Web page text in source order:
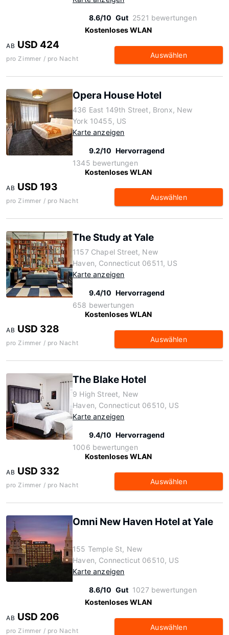
8.6/10 Gut 2521 bewertungen
Kostenloses WLAN
AB USD 424
pro Zimmer / pro Nacht Auswählen
Opera House Hotel
436 East 149th Street, Bronx, New
York 10455, US
Karte anzeigen
9.2/10 Hervorragend
1345 bewertungen
Kostenloses WLAN
AB USD 193
pro Zimmer / pro Nacht Auswählen
The Study at Yale
1157 Chapel Street, New
Haven, Connecticut 06511, US
Karte anzeigen
9.4/10 Hervorragend
658 bewertungen
Kostenloses WLAN
AB USD 328
pro Zimmer / pro Nacht Auswählen
The Blake Hotel
9 High Street, New
Haven, Connecticut 06510, US
Karte anzeigen
9.4/10 Hervorragend
1006 bewertungen
Kostenloses WLAN
AB USD 332
pro Zimmer / pro Nacht Auswählen
Omni New Haven Hotel at Yale
155 Temple St, New
Haven, Connecticut 06510, US
Karte anzeigen
8.6/10 Gut 1027 bewertungen
Kostenloses WLAN
AB USD 206
pro Zimmer / pro Nacht Auswählen